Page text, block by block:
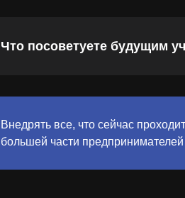
Что посоветуете будущим
Внедрять все, что сейчас
большей части предпринимателей